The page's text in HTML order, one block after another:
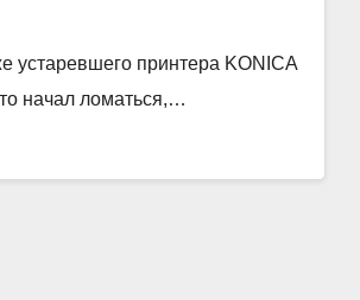
устаревшего принтера KONICA
начал ломаться,…